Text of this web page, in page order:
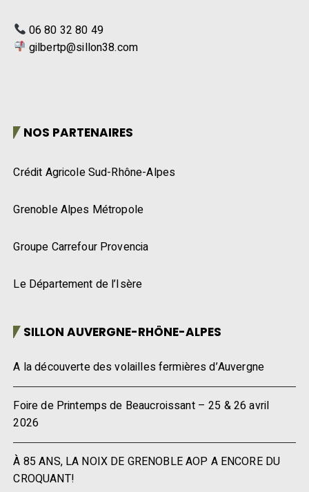
06 80 32 80 49
gilbertp@sillon38.com
NOS PARTENAIRES
Crédit Agricole Sud-Rhône-Alpes
Grenoble Alpes Métropole
Groupe Carrefour Provencia
Le Département de l’Isère
SILLON AUVERGNE-RHÔNE-ALPES
A la découverte des volailles fermières d’Auvergne
Foire de Printemps de Beaucroissant – 25 & 26 avril
2026
À 85 ANS, LA NOIX DE GRENOBLE AOP A ENCORE DU
CROQUANT!